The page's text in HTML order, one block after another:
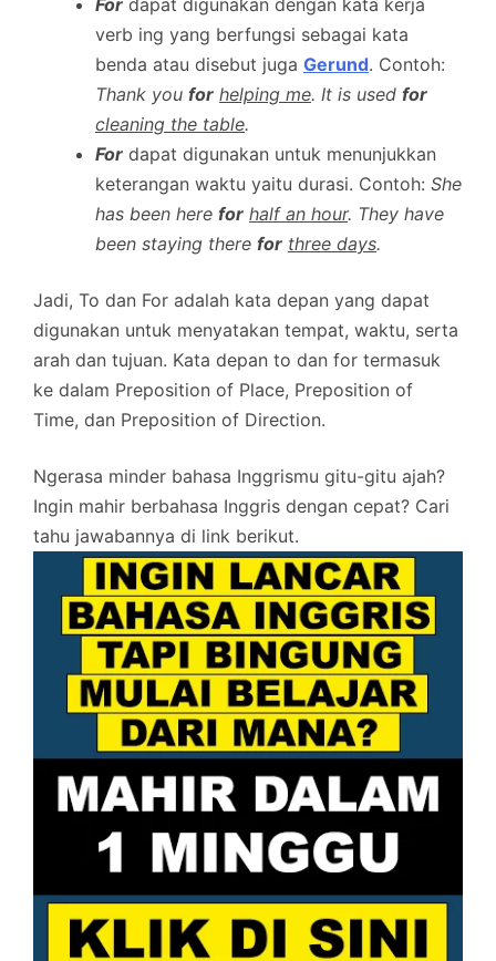
verb ing yang berfungsi sebagai kata
benda atau disebut juga Gerund. Contoh:
Thank you for helping me. It is used for
cleaning the table.
For dapat digunakan untuk menunjukkan
keterangan waktu yaitu durasi. Contoh: She
has been here for half an hour. They have
been staying there for three days.
Jadi, To dan For adalah kata depan yang dapat
digunakan untuk menyatakan tempat, waktu, serta
arah dan tujuan. Kata depan to dan for termasuk
ke dalam Preposition of Place, Preposition of
Time, dan Preposition of Direction.
Ngerasa minder bahasa Inggrismu gitu-gitu ajah?
Ingin mahir berbahasa Inggris dengan cepat? Cari
tahu jawabannya di link berikut.